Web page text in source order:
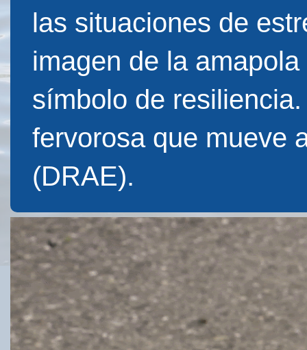
las situaciones de
imagen de la
símbolo de
fervorosa que mueve
(DRAE).